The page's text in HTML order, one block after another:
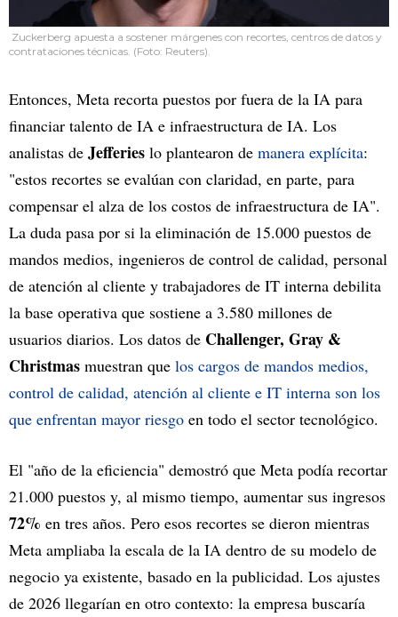
Zuckerberg apuesta a sostener márgenes con recortes, centros de datos y
contrataciones técnicas. (Foto: Reuters).
Entonces, Meta recorta puestos por fuera de la IA para
financiar talento de IA e infraestructura de IA. Los
analistas de Jefferies lo plantearon de manera explícita:
"estos recortes se evalúan con claridad, en parte, para
compensar el alza de los costos de infraestructura de IA".
La duda pasa por si la eliminación de 15.000 puestos de
mandos medios, ingenieros de control de calidad, personal
de atención al cliente y trabajadores de IT interna debilita
la base operativa que sostiene a 3.580 millones de
usuarios diarios. Los datos de Challenger, Gray &
Christmas muestran que los cargos de mandos medios,
control de calidad, atención al cliente e IT interna son los
que enfrentan mayor riesgo en todo el sector tecnológico.
El "año de la eficiencia" demostró que Meta podía recortar
21.000 puestos y, al mismo tiempo, aumentar sus ingresos
72% en tres años. Pero esos recortes se dieron mientras
Meta ampliaba la escala de la IA dentro de su modelo de
negocio ya existente, basado en la publicidad. Los ajustes
de 2026 llegarían en otro contexto: la empresa buscaría